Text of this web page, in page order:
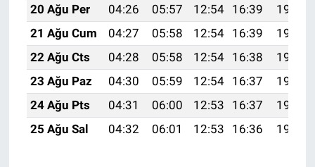
20 Ağu Per
04:26 05:57 12:54 16:39
19:42
21 Ağu Cum
04:27 05:58 12:54 16:39
19:41
22 Ağu Cts
04:28 05:58 12:54 16:38
19:39
23 Ağu Paz
04:30 05:59 12:54 16:37
19:38
24 Ağu Pts
04:31 06:00 12:53 16:37
19:36
25 Ağu Sal
04:32 06:01 12:53 16:36 19:35